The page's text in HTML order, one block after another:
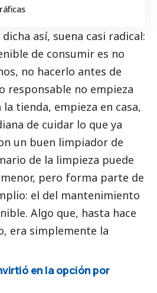
así, suena casi radical:
de consumir es no
no hacerlo antes de
responsable no empieza
tienda, empieza en casa,
de cuidar lo que ya
un buen limpiador de
de la limpieza puede
pero forma parte de
el del mantenimiento
Algo que, hasta hace
era simplemente la
en la opción por